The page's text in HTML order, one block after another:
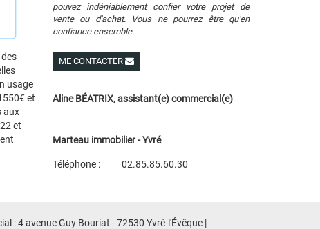
usage
et
aux
et
pouvez indéniablement confier votre projet de
vente ou d'achat. Vous ne pourrez être qu'en
confiance ensemble.
ME CONTACTER
Aline BÉATRIX, assistant(e) commercial(e)
Marteau immobilier - Yvré
Téléphone :
02.85.85.60.30
: 4 avenue Guy Bouriat - 72530 Yvré-l'Évêque |